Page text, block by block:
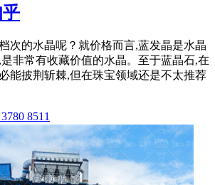
乎
次的水晶呢？就价格而言,蓝发晶是水晶
非常有收藏价值的水晶。至于蓝晶石,在
能披荆斩棘,但在珠宝领域还是不太推荐
8511